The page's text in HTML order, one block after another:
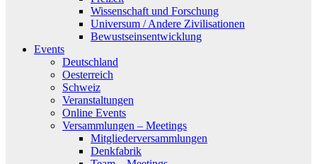
Wissenschaft und Forschung
Universum / Andere Zivilisationen
Bewustseinsentwicklung
Events
Deutschland
Oesterreich
Schweiz
Veranstaltungen
Online Events
Versammlungen – Meetings
Mitgliederversammlungen
Denkfabrik